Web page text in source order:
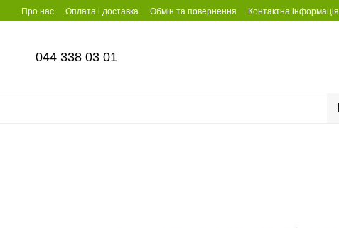
Перейти до основного контенту
Про нас Оплата і доставка Обмін та повернення Контактна інформація
044 338 03 01